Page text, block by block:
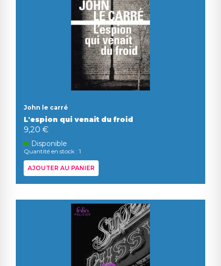
John le carré
L'espion qui venait du froid
9,20 €
Disponible
Quantité en stock : 1
AJOUTER AU PANIER